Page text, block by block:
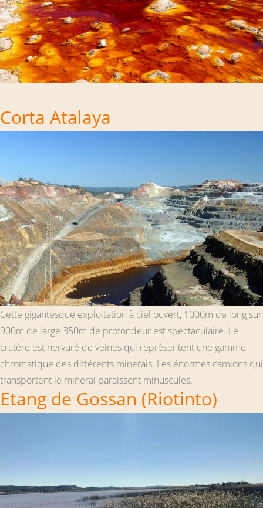
Corta Atalaya
Cette gigantesque exploitation à ciel ouvert, 1000m de long sur
900m de large 350m de profondeur est spectaculaire. Le
cratère est nervuré de veines qui représentent une gamme
chromatique des différents minerais. Les énormes camions qui
transportent le minerai paraissent minuscules.
Etang de Gossan (Riotinto)